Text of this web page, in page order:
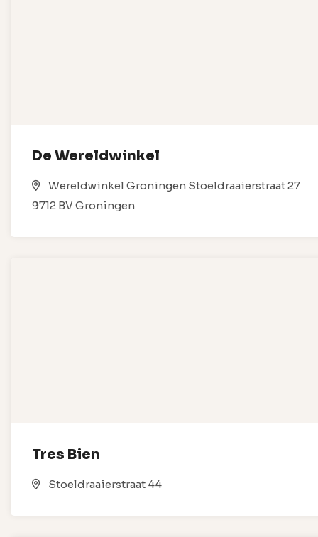
De Wereldwinkel
Wereldwinkel Groningen Stoeldraaierstraat 27
9712 BV Groningen
Tres Bien
Stoeldraaierstraat 44